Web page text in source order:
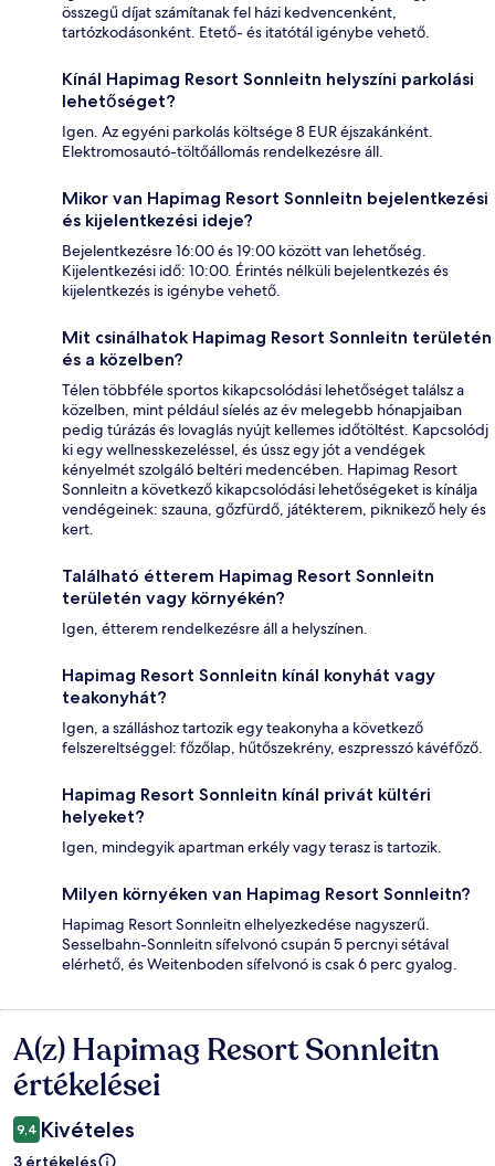
összegű díjat számítanak fel házi kedvencenként,
tartózkodásonként. Etető- és itatótál igénybe vehető.
Kínál Hapimag Resort Sonnleitn helyszíni parkolási
lehetőséget?
Igen. Az egyéni parkolás költsége 8 EUR éjszakánként.
Elektromosautó-töltőállomás rendelkezésre áll.
Mikor van Hapimag Resort Sonnleitn bejelentkezési
és kijelentkezési ideje?
Bejelentkezésre 16:00 és 19:00 között van lehetőség.
Kijelentkezési idő: 10:00. Érintés nélküli bejelentkezés és
kijelentkezés is igénybe vehető.
Mit csinálhatok Hapimag Resort Sonnleitn területén
és a közelben?
Télen többféle sportos kikapcsolódási lehetőséget találsz a
közelben, mint például síelés az év melegebb hónapjaiban
pedig túrázás és lovaglás nyújt kellemes időtöltést. Kapcsolódj
ki egy wellnesskezeléssel, és ússz egy jót a vendégek
kényelmét szolgáló beltéri medencében. Hapimag Resort
Sonnleitn a következő kikapcsolódási lehetőségeket is kínálja
vendégeinek: szauna, gőzfürdő, játékterem, piknikező hely és
kert.
Található étterem Hapimag Resort Sonnleitn
területén vagy környékén?
Igen, étterem rendelkezésre áll a helyszínen.
Hapimag Resort Sonnleitn kínál konyhát vagy
teakonyhát?
Igen, a szálláshoz tartozik egy teakonyha a következő
felszereltséggel: főzőlap, hűtőszekrény, eszpresszó kávéfőző.
Hapimag Resort Sonnleitn kínál privát kültéri
helyeket?
Igen, mindegyik apartman erkély vagy terasz is tartozik.
Milyen környéken van Hapimag Resort Sonnleitn?
Hapimag Resort Sonnleitn elhelyezkedése nagyszerű.
Sesselbahn-Sonnleitn sífelvonó csupán 5 percnyi sétával
elérhető, és Weitenboden sífelvonó is csak 6 perc gyalog.
Értékelések
A(z) Hapimag Resort Sonnleitn
értékelései
9,4 Kivételes
3 értékelés